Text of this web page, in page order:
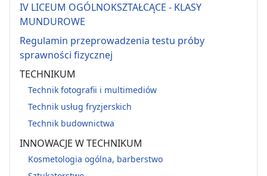
IV LICEUM OGÓLNOKSZTAŁCĄCE - KLASY
MUNDUROWE
Regulamin przeprowadzenia testu próby
sprawności fizycznej
TECHNIKUM
Technik fotografii i multimediów
Technik usług fryzjerskich
Technik budownictwa
INNOWACJE W TECHNIKUM
Kosmetologia ogólna, barberstwo